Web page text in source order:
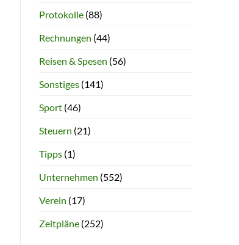
Protokolle(88)
Rechnungen (44)
Reisen & Spesen (56)
Sonstiges(141)
Sport(46)
Steuern (21)
Tipps(1)
Unternehmen (552)
Verein (17)
Zeitpläne(252)